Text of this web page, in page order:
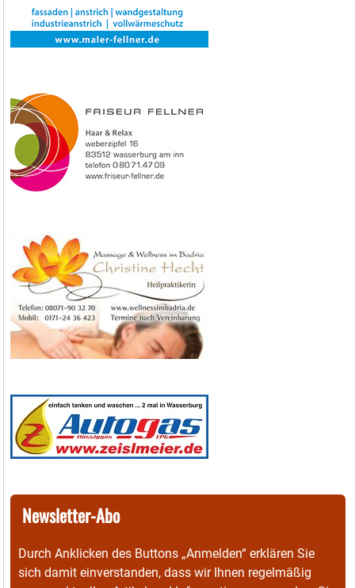
Newsletter-Abo
Durch Anklicken des Buttons „Anmelden“ erklären Sie
sich damit einverstanden, dass wir Ihnen regelmäßig